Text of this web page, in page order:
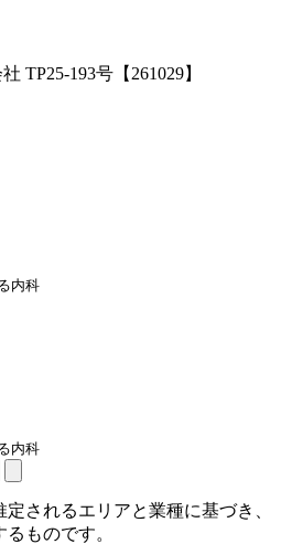
TP25-193号【261029】
内科
内科
されるエリアと業種に基づき、
ものです。